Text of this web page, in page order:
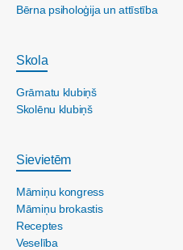
Bērna psiholoģija un attīstība
Skola
Grāmatu klubiņš
Skolēnu klubiņš
Sievietēm
Māmiņu kongress
Māmiņu brokastis
Receptes
Veselība